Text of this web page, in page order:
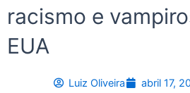
racismo e
EUA
Luiz Oliveira abril 17,